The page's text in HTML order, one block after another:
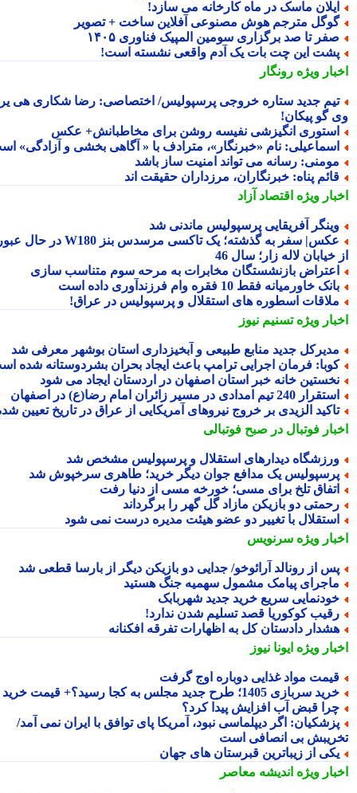
ماسک در ماه کارخانه می سازد!
مترجم هوش مصنوعی آفلاین ساخت + تصویر
تا صد برگزاری سومین المپیک فناوری ۱۴۰۵
این چت بات یک آدم واقعی نشسته است!
ویژهرونگار
جدید ستاره خروجی پرسپولیس/ اختصاصی: رضا شکاری هی یر
گو پیکان!
انگیزشی نفیسه روشن برای مخاطبانش+ عکس
نامِ «خبرنگار»، مترادف با « آگاهی بخشی و آزادگی» است
رسانه می تواند امنیت ساز باشد
پناه: ‏خبرنگاران، مرزداران حقیقت اند
ویژهاقتصاد آزاد
آفریقایی پرسپولیس ماندنی شد
عکس| سفر به گذشته؛ یک تاکسی مرسدس بنز W180 در حال عبور
خیابان لاله زار؛ سال 46
بازنشستگان مخابرات به مرحه سوم متناسب سازی
خاورمیانه فقط 10 فقره وام فرزندآوری داده است
اسطوره های استقلال و پرسپولیس در عراق!
ویژهتسنیم نیوز
جدید منابع طبیعی و آبخیزداری استان بوشهر معرفی شد
فرمان اجرایی ترامپ باعث ایجاد بحران بشردوستانه شده است
خانه خبر استان اصفهان در اردستان ایجاد می شود
240 تیم امدادی در مسیر زائران امام رضا(ع) در اصفهان
الزیدی بر خروج نیروهای آمریکایی از عراق در تاریخ تعیین شده
فوتبال در صبح فوتبالی
دیدارهای استقلال و پرسپولیس مشخص شد
یک مدافع جوان دیگر خرید؛ طاهری سرخپوش شد
تلخ برای مسی؛ خورخه مسی از دنیا رفت
دو بازیکن مازاد گل گهر را برگرداند
با تغییر دو عضو هیئت مدیره درست نمی شود
ویژهسرنویس
از رونالد آرائوخو/ جدایی دو بازیکن دیگر از بارسا قطعی شد
پیامک مشمول سهمیه جنگ هستید
سریع خرید جدید شهربابک
کوکوریا قصد تسلیم شدن ندارد!
دادستان کل به اظهارات تفرقه افکنانه
ویژهایونا نیوز
مواد غذایی دوباره اوج گرفت
سربازی 1405؛ طرح جدید مجلس به کجا رسید؟+ قیمت خرید
قبض آب افزایش پیدا کرد؟
اگر دیپلماسی نبود، آمریکا پای توافق با ایران نمی آمد/
بی انصافی است
از زیباترین قبرستان های جهان
ویژهاندیشه معاصر